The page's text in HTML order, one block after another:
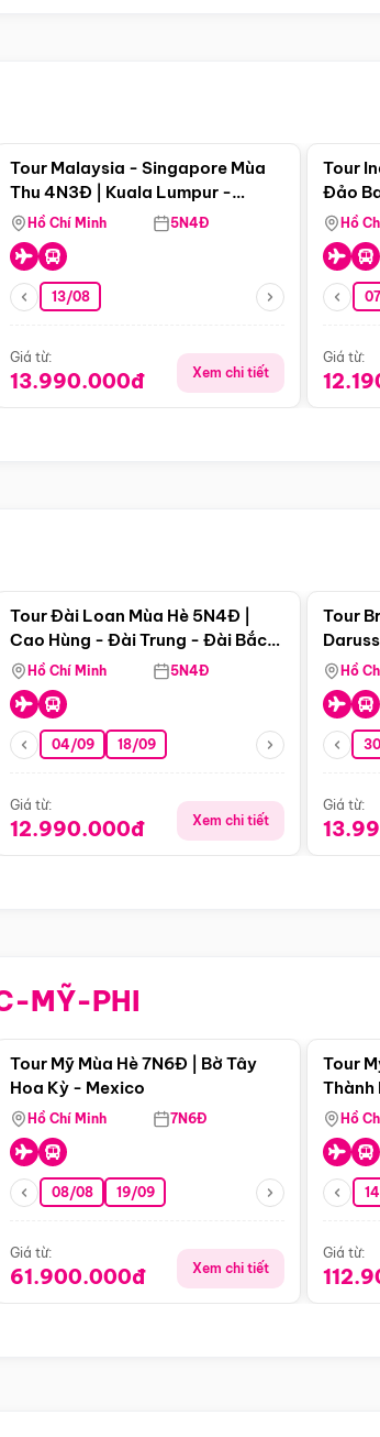
Tour Malaysia - Singapore Mùa
Thu 4N3Đ | Kuala Lumpur -
Malacca - Johor Baru -
Singapore
Hồ Chí Minh 5N4Đ
13/08
Giá từ:
13.990.000đ Xem chi tiết
Tour
Đảo
Hồ
Giá từ:
Tour Đài Loan Mùa Hè 5N4Đ |
Cao Hùng - Đài Trung - Đài Bắc
(Bay Vj)
Hồ Chí Minh 5N4Đ
04/09 18/09
Giá từ:
12.990.000đ Xem chi tiết
Tour
Hồ
Giá từ:
MỸ-PHI
Tour Mỹ Mùa Hè 7N6Đ | Bờ Tây
Hoa Kỳ - Mexico
Hồ Chí Minh 7N6Đ
08/08 19/09
Giá từ:
61.900.000đ Xem chi tiết
Tour
Thành
Thiên
Hồ
Giá từ: